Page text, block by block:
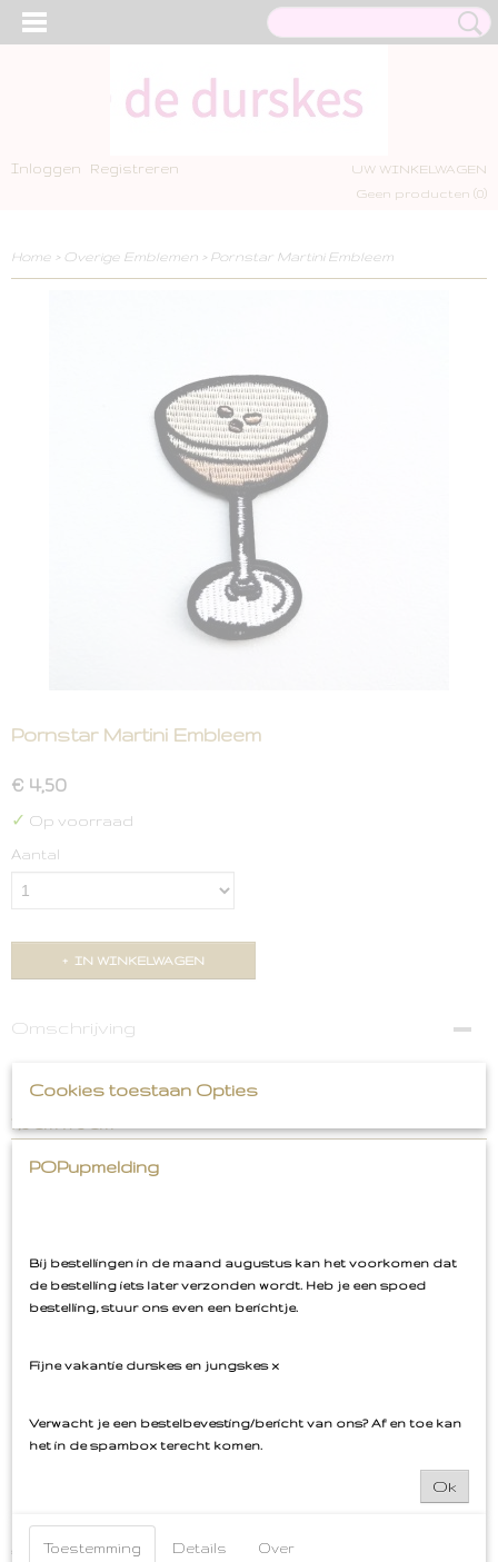
Inloggen Registreren
UW WINKELWAGEN
Geen producten (0)
Home > Overige Emblemen > Pornstar Martini Embleem
Pornstar Martini Embleem
€ 4,50
✓ Op voorraad
Aantal
IN WINKELWAGEN
Omschrijving
Pornstar Martini Embleem
7,5 cm x 5 cm
Bossche Bollen Embleem Oeteldonk
€ 5,99
Cookies toestaan Opties
POPupmelding
Bij bestellingen in de maand augustus kan het voorkomen dat
de bestelling iets later verzonden wordt. Heb je een spoed
bestelling, stuur ons even een berichtje.
Fijne vakantie durskes en jungskes x
Verwacht je een bestelbevesting/bericht van ons? Af en toe kan
het in de spambox terecht komen.
Ok
Toestemming Details Over